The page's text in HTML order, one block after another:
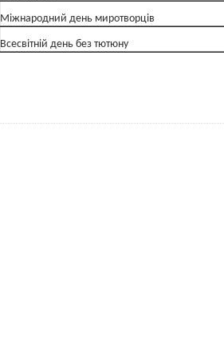
Міжнародний день миротворців
Всесвітній день без тютюну